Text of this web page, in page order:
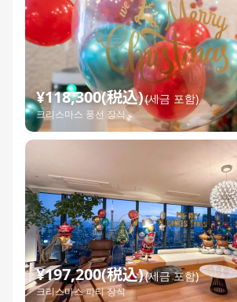
¥118,300(税込)(세금 포함)
크리스마스 풍선 장식
¥197,200(税込)(세금 포함)
크리스마스 파티 장식